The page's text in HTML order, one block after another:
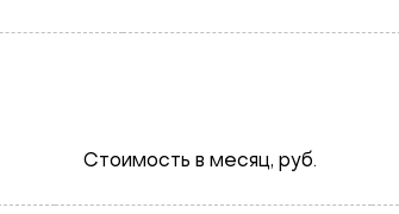
Стоимость в месяц, руб.